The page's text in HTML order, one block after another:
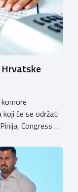
Hrvatske
će se održati
Congress &
pozdrav
održavat će se
stolovi na